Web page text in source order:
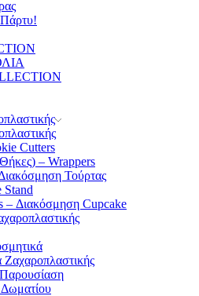
Cutters
– Wrappers
Τούρτας
Stand
– Διακόσμηση Cupcake